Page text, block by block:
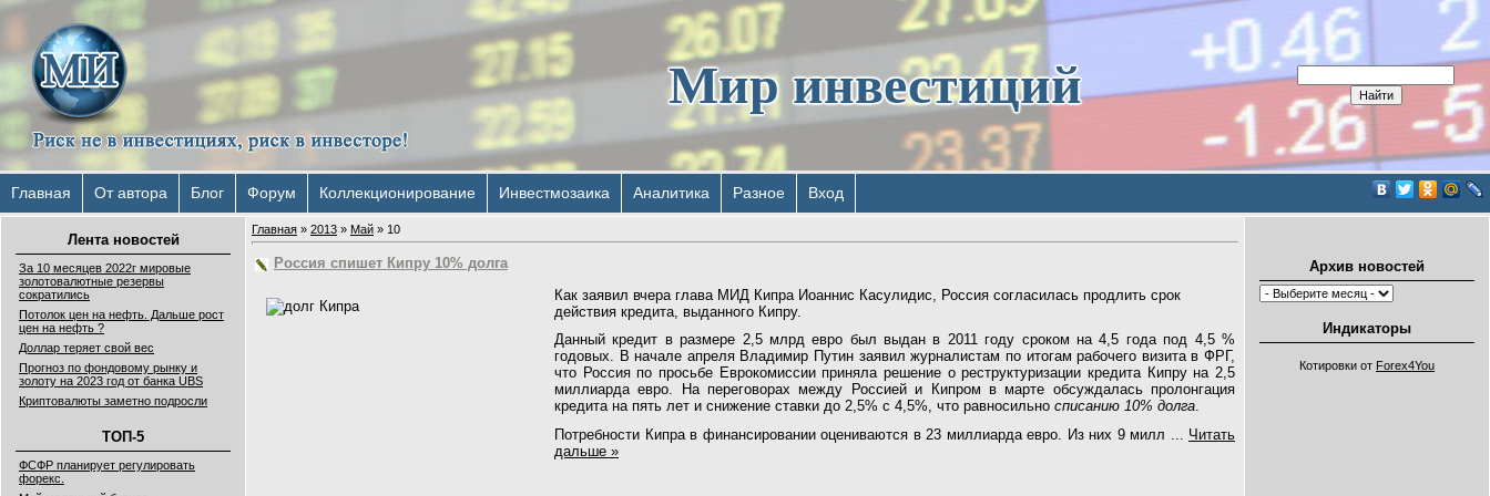
Мир инвестиций
Главная От автора Блог Форум Коллекционирование Инвестмозаика Аналитика Разное Вход
Лента новостей
За 10 месяцев 2022г мировые
золотовалютные резервы
сократились
Потолок цен на нефть. Дальше рост
цен на нефть ?
Доллар теряет свой вес
Прогноз по фондовому рынку и
золоту на 2023 год от банка UBS
Криптовалюты заметно подросли
ТОП-5
ФСФР планирует регулировать
форекс.
Главная » 2013 » Май » 10
Россия спишет Кипру 10% долга
Как заявил вчера глава МИД Кипра Иоаннис Касулидис, Россия согласилась продлить срок
действия кредита, выданного Кипру.
Данный кредит в размере 2,5 млрд евро был выдан в 2011 году сроком на 4,5 года под 4,5 %
годовых. В начале апреля Владимир Путин заявил журналистам по итогам рабочего визита в ФРГ,
что Россия по просьбе Еврокомиссии приняла решение о реструктуризации кредита Кипру на 2,5
миллиарда евро. На переговорах между Россией и Кипром в марте обсуждалась пролонгация
кредита на пять лет и снижение ставки до 2,5% с 4,5%, что равносильно списанию 10% долга.
Потребности Кипра в финансировании оцениваются в 23 миллиарда евро. Из них 9 милл
Читать
дальше »
Архив новостей
Индикаторы
Котировки от Forex4You